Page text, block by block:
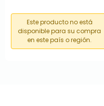
Este producto no está
disponible para su compra
en este país o región.